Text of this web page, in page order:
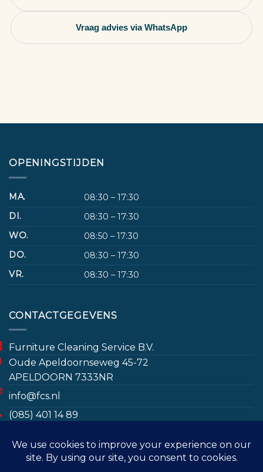
Vraag advies via WhatsApp
OPENINGSTIJDEN
MA.
08:30 – 17:30
DI.
08:30 – 17:30
WO.
08:50 – 17:30
DO.
08:30 – 17:30
VR.
08:30 – 17:30
CONTACTGEGEVENS
Furniture Cleaning Service B.V.
Oude Apeldoornseweg 45-72
APELDOORN 7333NR
info@fcs.nl
(085) 401 14 89
(085) 401 14 89
Door gebruik te maken van deze website gaat u
akkoord met het opslaan van bepaalde gegevens